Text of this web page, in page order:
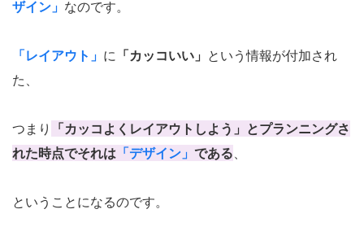
ザイン」 なのです。
「レイアウト」 に 「カッコいい」 という情報が付加され
た、
つまり
「カッコよくレイアウトしよう」とプランニングさ
れた時点でそれは 「デザイン」 である、
ということになるのです。